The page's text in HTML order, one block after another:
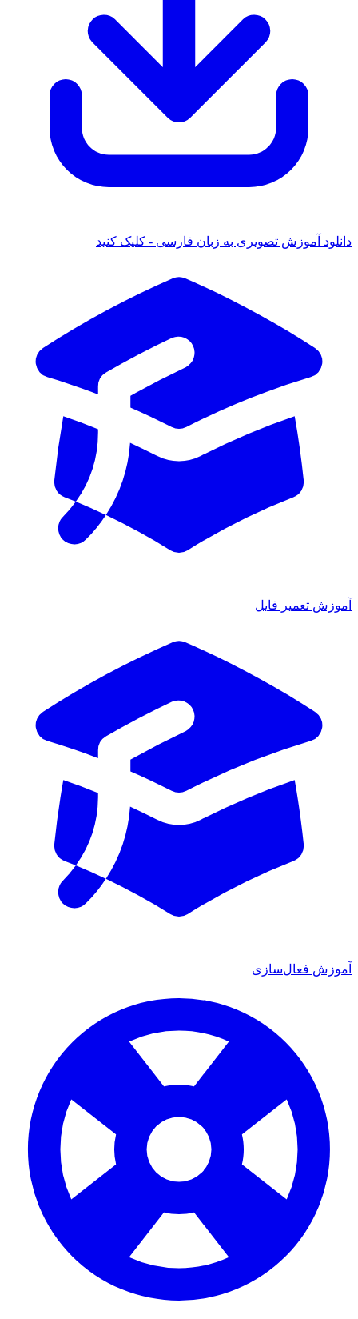
دانلود آموزش تصویری به زبان فارسی - کلیک کنید
آموزش تعمیر فایل
آموزش فعال‌سازی